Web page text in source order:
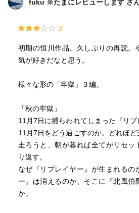
fuku ※たまにレビューします さ
3
初期の恒川作品。久しぶりの再読。
気が好きだなと思う。
様々な形の「牢獄」３編。
「秋の牢獄」
11月7日に捕らわれてしまった『リ
11月7日をどう過ごすのか。どれほ
走ろうと、朝が暮れば全てがリセッ
り返す。
なぜ『リプレイヤー』が生まれるの
ー』は消えるのか、そこに『北風伯
か。